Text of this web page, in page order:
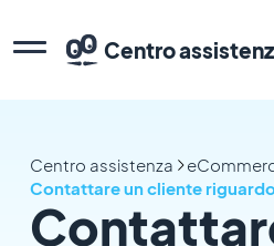
Centro
Centro assistenza
Contattare un cliente